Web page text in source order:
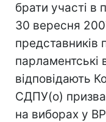
брати участі в
30 вересня
представників
парламентські
відповідають
СДПУ(о)
на виборах у